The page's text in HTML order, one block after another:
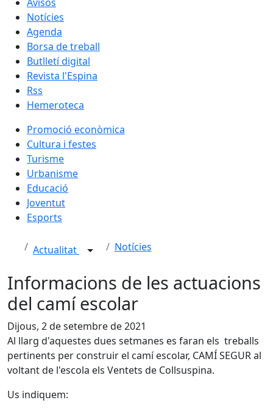
Notícies
Agenda
Borsa de treball
Butlletí digital
Revista l'Espina
Rss
Hemeroteca
Promoció econòmica
Cultura i festes
Turisme
Urbanisme
Educació
Joventut
Esports
Actualitat Notícies
Informacions de les actuacions
del camí escolar
Dijous, 2 de setembre de 2021
Al llarg d'aquestes dues setmanes es faran els treballs
pertinents per construir el camí escolar, CAMÍ SEGUR al
voltant de l'escola els Ventets de Collsuspina.
Us indiquem: